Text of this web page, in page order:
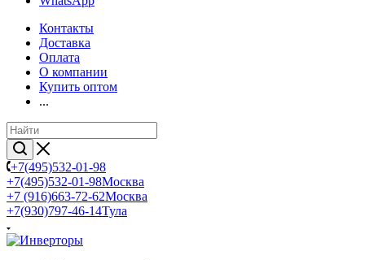
Контакты
Доставка
Оплата
О компании
Купить оптом
...
+7(495)532-01-98
+7(495)532-01-98Москва
+7 (916)663-72-62Москва
+7(930)797-46-14Тула